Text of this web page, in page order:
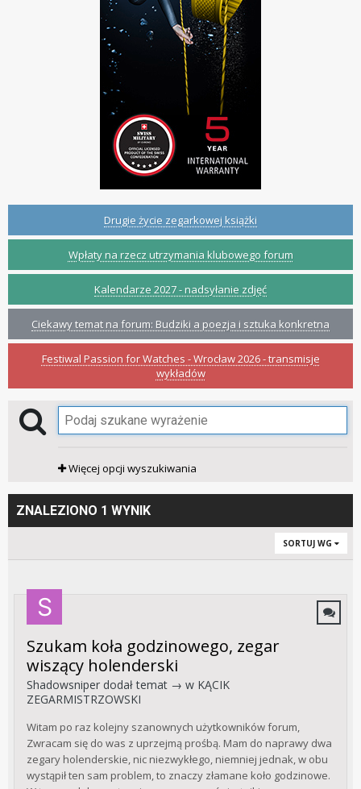
Drugie życie zegarkowej książki
Wpłaty na rzecz utrzymania klubowego forum
Kalendarze 2027 - nadsyłanie zdjęć
Ciekawy temat na forum: Budziki a poezja i sztuka konkretna
Festiwal Passion for Watches - Wrocław 2026 - transmisje
wykładów
Więcej opcji wyszukiwania
ZNALEZIONO 1 WYNIK
SORTUJ WG
Szukam koła godzinowego, zegar
wiszący holenderski
Shadowsniper dodał temat → w KĄCIK
ZEGARMISTRZOWSKI
Witam po raz kolejny szanownych użytkowników forum,
Zwracam się do was z uprzejmą prośbą. Mam do naprawy dwa
zegary holenderskie, nic niezwykłego, niemniej jednak, w obu
wystąpił ten sam problem, to znaczy złamane koło godzinowe.